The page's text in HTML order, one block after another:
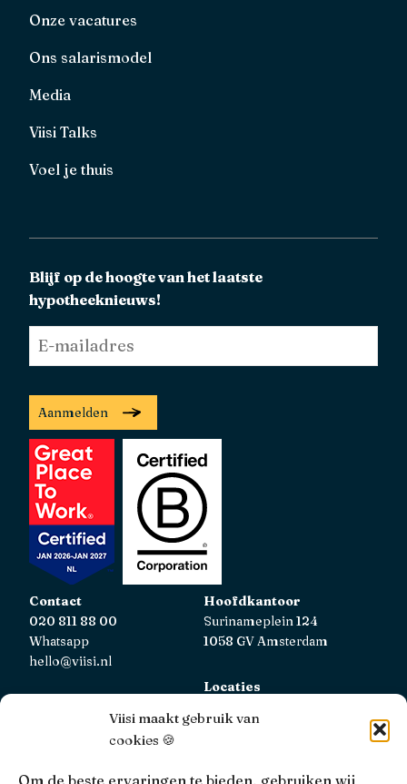
Viisi maakt gebruik van
cookies 🍪
Om de beste ervaringen te bieden, gebruiken wij
Onze vacatures
Ons salarismodel
Media
Viisi Talks
Voel je thuis
Blijf op de hoogte van het laatste
hypotheeknieuws!
mailadres *
Aanmelden
Contact
020 811 88 00
Whatsapp
hello@viisi.nl
Hoofdkantoor
Surinameplein 124
1058 GV Amsterdam
Locaties
Viisi Hypotheken is geregistreerd bij de AFM.